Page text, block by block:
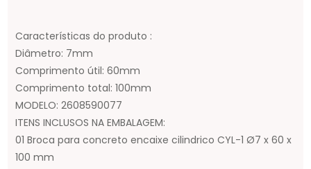
Características do produto :
Diâmetro: 7mm
Comprimento útil: 60mm
Comprimento total: 100mm
MODELO: 2608590077
ITENS INCLUSOS NA EMBALAGEM:
01 Broca para concreto encaixe cilindrico CYL-1 Ø7 x 60 x
100 mm